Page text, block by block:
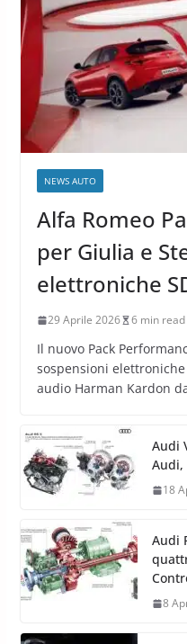
NEWS AUTO
Alfa Romeo
per Giulia e
elettroniche
29 Aprile 2026 6 min read
Il nuovo Pack
sospensioni
audio Harman Kardon
Audi
Audi,
18
Audi
8